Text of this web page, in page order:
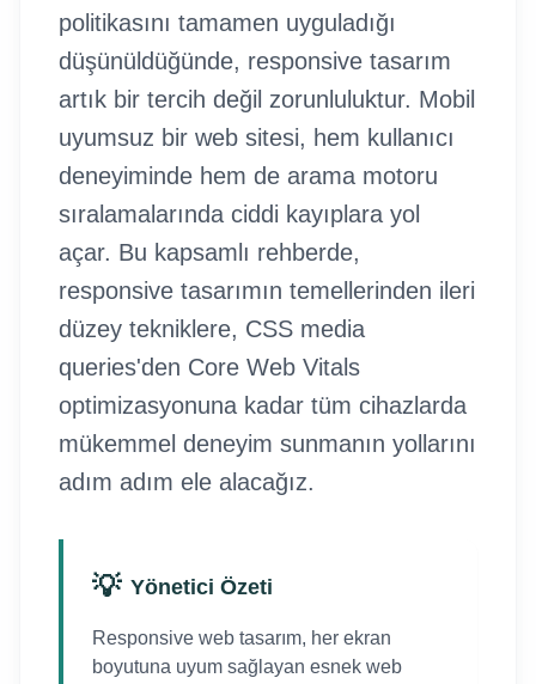
politikasını tamamen uyguladığı
düşünüldüğünde, responsive tasarım
artık bir tercih değil zorunluluktur. Mobil
uyumsuz bir web sitesi, hem kullanıcı
deneyiminde hem de arama motoru
sıralamalarında ciddi kayıplara yol
açar. Bu kapsamlı rehberde,
responsive tasarımın temellerinden ileri
düzey tekniklere, CSS media
queries'den Core Web Vitals
optimizasyonuna kadar tüm cihazlarda
mükemmel deneyim sunmanın yollarını
adım adım ele alacağız.
💡 Yönetici Özeti
Responsive web tasarım, her ekran
boyutuna uyum sağlayan esnek web